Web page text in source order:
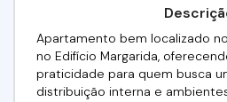
Apartamento bem localizado
no Edifício Margarida,
praticidade para quem busca
distribuição interna e